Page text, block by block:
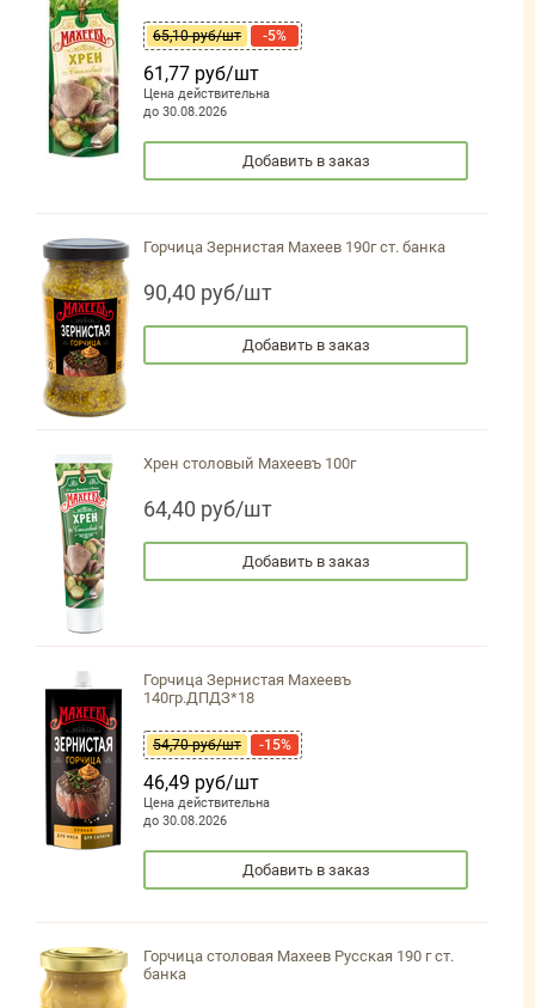
65,10 руб/шт -5%
61,77 руб/шт
Цена действительна
до 30.08.2026
Добавить в заказ
Горчица Зернистая Махеев 190г ст. банка
90,40 руб/шт
Добавить в заказ
Хрен столовый Махеевъ 100г
64,40 руб/шт
Добавить в заказ
Горчица Зернистая Махеевъ
140гр.ДПДЗ*18
54,70 руб/шт -15%
46,49 руб/шт
Цена действительна
до 30.08.2026
Добавить в заказ
Горчица столовая Махеев Русская 190 г ст.
банка